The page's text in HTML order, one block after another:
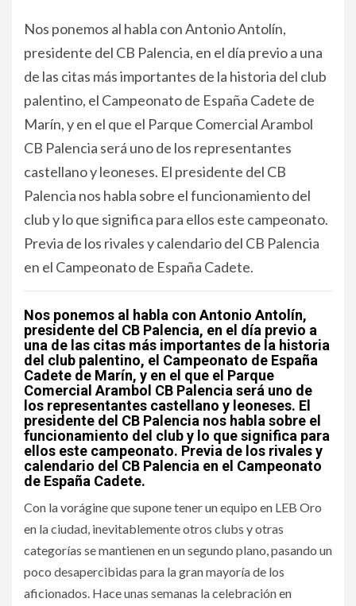
Nos ponemos al habla con Antonio Antolín,
presidente del CB Palencia, en el día previo a una
de las citas más importantes de la historia del club
palentino, el Campeonato de España Cadete de
Marín, y en el que el Parque Comercial Arambol
CB Palencia será uno de los representantes
castellano y leoneses. El presidente del CB
Palencia nos habla sobre el funcionamiento del
club y lo que significa para ellos este campeonato.
Previa de los rivales y calendario del CB Palencia
en el Campeonato de España Cadete.
Nos ponemos al habla con Antonio Antolín,
presidente del CB Palencia, en el día previo a
una de las citas más importantes de la historia
del club palentino, el Campeonato de España
Cadete de Marín, y en el que el Parque
Comercial Arambol CB Palencia será uno de
los representantes castellano y leoneses. El
presidente del CB Palencia nos habla sobre el
funcionamiento del club y lo que significa para
ellos este campeonato. Previa de los rivales y
calendario del CB Palencia en el Campeonato
de España Cadete.
Con la vorágine que supone tener un equipo en LEB Oro
en la ciudad, inevitablemente otros clubs y otras
categorías se mantienen en un segundo plano, pasando un
poco desapercibidas para la gran mayoría de los
aficionados. Hace unas semanas la celebración en